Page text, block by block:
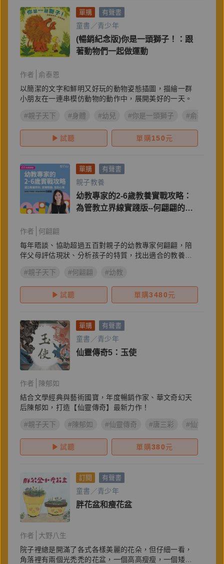
單購 有聲書
童書／青少年
(暢銷紀念版)你是一頭獅子！：跟
著動物們一起做運動
作者
俞泰恩
以簡潔的文字和鮮明又好玩的動物姿態插圖，描繪一群
小朋友在一連串模仿動物的動作中，展開美好的一天。
#親子天下 #身體 #幼兒 #你是一頭獅子 #俞泰恩
試聽 單購150元
單購 有聲書
親子教養
幼教專家的2-6歲教養實戰攻略：
為管教立界線實踐版--何翩翩的自
作者
何翩翩
每年晤談、協助超過五百對親子的幼教專家何翩翩，陪
伴父母評估現狀、分析孩子的特質，找出適合的教養方
#親子天下
#何翩翩 #幼教
試聽 單購3480元
單購 有聲書
童書／青少年
仙靈傳奇5：玉使
作者
陳郁如
結合文學經典與藝術國寶，年度暢銷作家、華文奇幻天
后陳郁如，打造【仙靈傳奇】最新力作！
#親子天下 #陳郁如 #仙靈傳奇 #唐三彩 #仙靈傳奇5
試聽 單購380元
訂閱 有聲書
童書／青少年
胖花盆和瘦花盆
作者
大野八生
院子裡總是開滿了各式各樣美麗的花朵，但仔細一看，
角落裡有兩個光禿禿的花盆，一個高高瘦瘦，一個矮矮